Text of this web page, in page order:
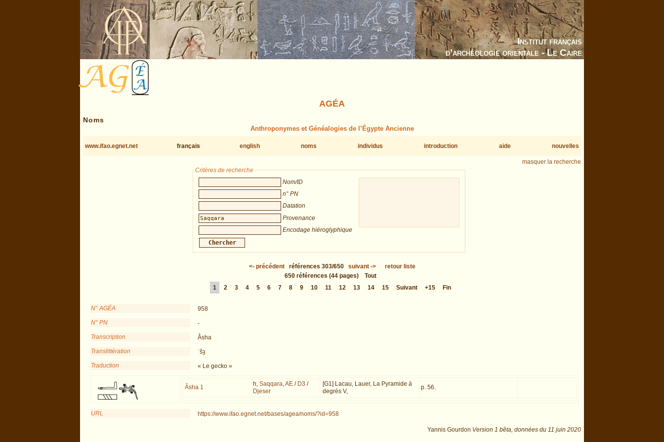
Institut français
d’archéologie orientale - Le Caire
AGÉA
Noms
Anthroponymes et Généalogies de l’Égypte Ancienne
www.ifao.egnet.net français english noms individus introduction aide nouvelles
masquer la recherche
Critères de recherche
Nom/ID
n° PN
Datation
Provenance
Encodage hiéroglyphique
<- précédent références 303/650 suivant->
retour liste
650 références (44 pages)
Tout
1
2 3 4 5 6 7 8 9 10 11 12 13 14 15 Suivant +15 Fin
N° AGÉA
958
N° PN
-
Transcription
Âsha
Translittération
ʿšȝ
Traduction
« Le gecko »
Âsha 1 h,Saqqara,AE / D3 /
Djeser
[G1] Lacau, Lauer, La Pyramide à
degrés V,
p. 56.
URL https://www.ifao.egnet.net/bases/agea/noms/?id=958
Yannis Gourdon Version 1 bêta,données du 11 juin 2020